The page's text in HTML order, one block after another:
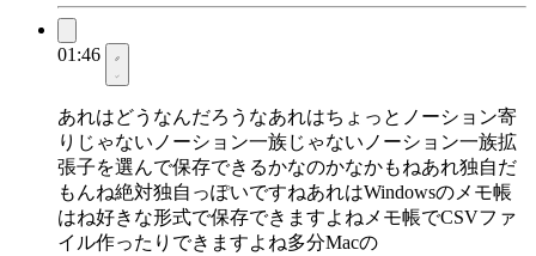
01:46
あれはどうなんだろうなあれはちょっとノーション寄
りじゃないノーション一族じゃないノーション一族拡
張子を選んで保存できるかなのかなかもねあれ独自だ
もんね絶対独自っぽいですねあれはWindowsのメモ帳
はね好きな形式で保存できますよねメモ帳でCSVファ
イル作ったりできますよね多分Macの